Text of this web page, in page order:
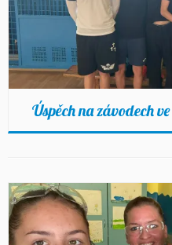
Úspěch na závodech